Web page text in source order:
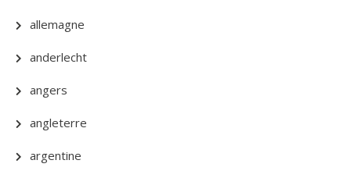
allemagne
anderlecht
angers
angleterre
argentine